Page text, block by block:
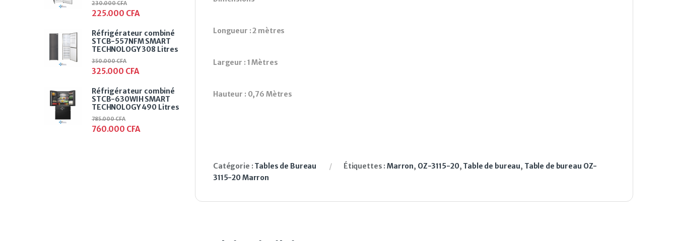
Longueur : 2 mètres
Largeur : 1 Mètres
Hauteur : 0,76 Mètres
Catégorie :Tables de Bureau Étiquettes :Marron, OZ-3115-20, Table de bureau, Table de bureau OZ-
3115-20 Marron
225.000 CFA
230.000CFA
Réfrigérateur combiné
STCB-557NFM SMART
TECHNOLOGY 308 Litres
325.000 CFA
350.000CFA
Réfrigérateur combiné
STCB-630WIH SMART
TECHNOLOGY 490 Litres
760.000 CFA
785.000CFA